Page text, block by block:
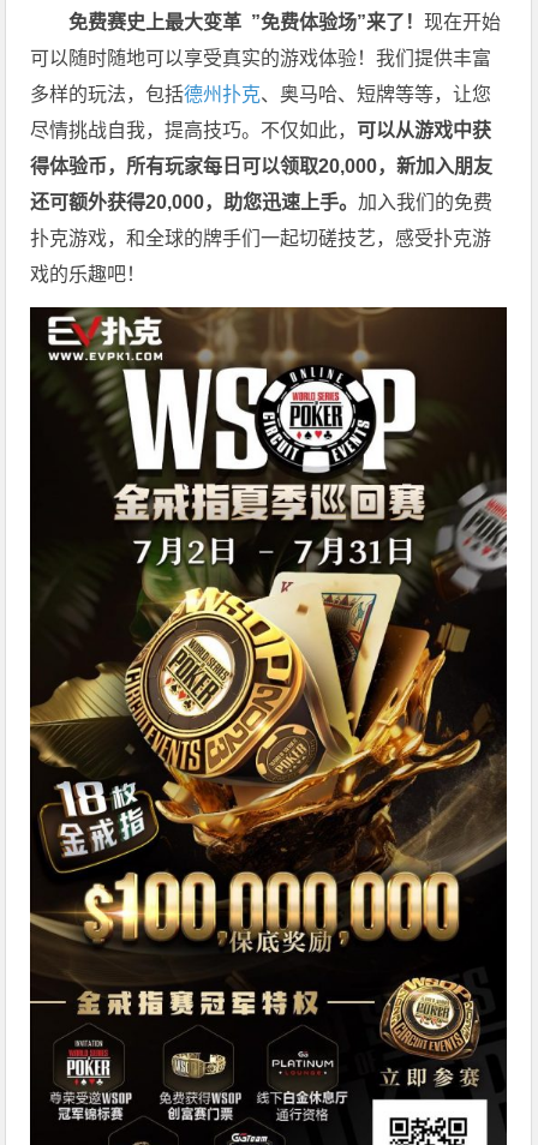
免费赛史上最大变革 ”免费体验场”来了！现在开始
可以随时随地可以享受真实的游戏体验！我们提供丰富
多样的玩法，包括德州扑克、奥马哈、短牌等等，让您
尽情挑战自我，提高技巧。不仅如此， 可以从游戏中获
得体验币，所有玩家每日可以领取20,000，新加入朋友
还可额外获得20,000，助您迅速上手。加入我们的免费
扑克游戏，和全球的牌手们一起切磋技艺，感受扑克游
戏的乐趣吧！